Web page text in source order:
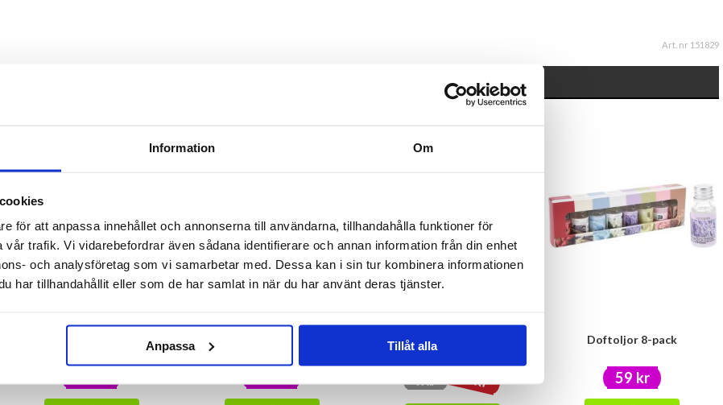
Information Om
för att anpassa innehållet och annonserna till användarna, tillhandahålla funktioner för
trafik. Vi vidarebefordrar även sådana identifierare och annan information från din enhet
och analysföretag som vi samarbetar med. Dessa kan i sin tur kombinera informationen
har tillhandahållit eller som de har samlat in när du har använt deras tjänster.
Anpassa Tillåt alla
Art. nr 151829
Plåster med arga ord 24-pack Doft diffuser -Colorado Chill
99 kr69.90 kr
Doftoljor 8-pack
59 kr